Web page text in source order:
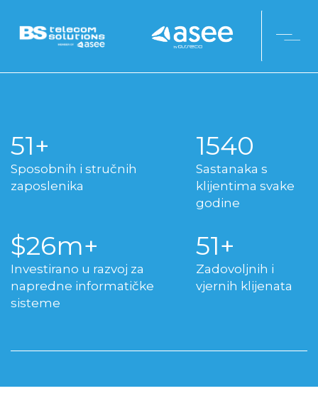
53
Sposobnih i stručnih
zaposlenika
1585
Sastanaka s
klijentima svake
godine
26
Investirano u razvoj za
napredne informatičke
sisteme
53
Zadovoljnih i
vjernih klijenata